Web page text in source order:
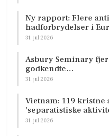
Ny rapport: Flere
hadforbrydelser i
31. jul 2026
Asbury Seminary
godkendte…
31. jul 2026
Vietnam: 119 kristne
’separatistiske
31. jul 2026